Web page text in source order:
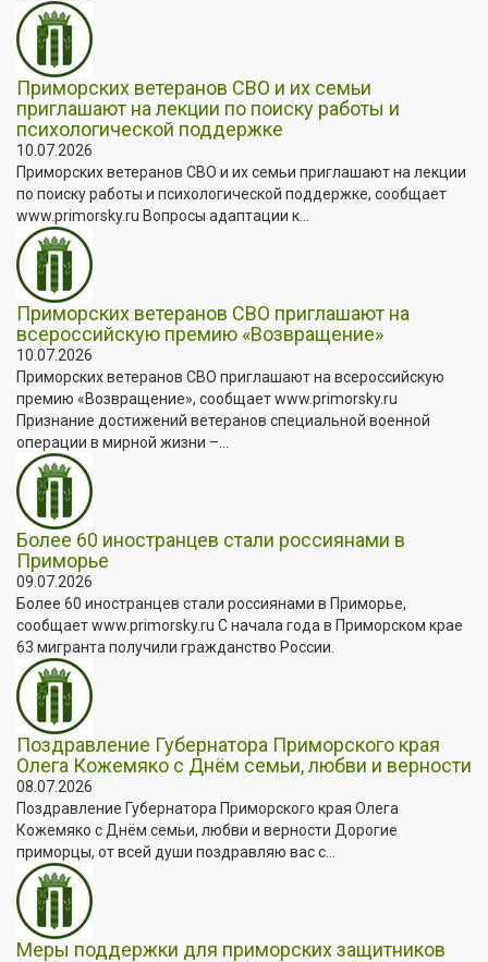
Приморских ветеранов СВО и их семьи
приглашают на лекции по поиску работы и
психологической поддержке
10.07.2026
Приморских ветеранов СВО и их семьи приглашают на лекции
по поиску работы и психологической поддержке, сообщает
www.primorsky.ru Вопросы адаптации к...
Приморских ветеранов СВО приглашают на
всероссийскую премию «Возвращение»
10.07.2026
Приморских ветеранов СВО приглашают на всероссийскую
премию «Возвращение», сообщает www.primorsky.ru
Признание достижений ветеранов специальной военной
операции в мирной жизни –...
Более 60 иностранцев стали россиянами в
Приморье
09.07.2026
Более 60 иностранцев стали россиянами в Приморье,
сообщает www.primorsky.ru С начала года в Приморском крае
63 мигранта получили гражданство России.
Поздравление Губернатора Приморского края
Олега Кожемяко с Днём семьи, любви и верности
08.07.2026
Поздравление Губернатора Приморского края Олега
Кожемяко с Днём семьи, любви и верности Дорогие
приморцы, от всей души поздравляю вас с...
Меры поддержки для приморских защитников